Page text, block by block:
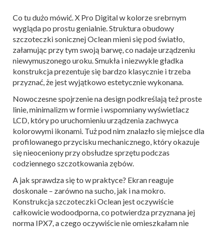
Co tu dużo mówić. X Pro Digital w kolorze srebrnym
wygląda po prostu genialnie. Struktura obudowy
szczoteczki sonicznej Oclean mieni się pod światło,
załamując przy tym swoją barwę, co nadaje urządzeniu
niewymuszonego uroku. Smukła i niezwykle gładka
konstrukcja prezentuje się bardzo klasycznie i trzeba
przyznać, że jest wyjątkowo estetycznie wykonana.
Nowoczesne spojrzenie na design podkreślają też proste
linie, minimalizm w formie i wspomniany wyświetlacz
LCD, który po uruchomieniu urządzenia zachwyca
kolorowymi ikonami. Tuż pod nim znalazło się miejsce dla
profilowanego przycisku mechanicznego, który okazuje
się nieoceniony przy obsłudze sprzętu podczas
codziennego szczotkowania zębów.
A jak sprawdza się to w praktyce? Ekran reaguje
doskonale – zarówno na sucho, jak i na mokro.
Konstrukcja szczoteczki Oclean jest oczywiście
całkowicie wodoodporna, co potwierdza przyznana jej
norma IPX7, a czego oczywiście nie omieszkałam nie